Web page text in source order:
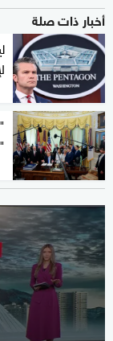
أخبار ذات صلة